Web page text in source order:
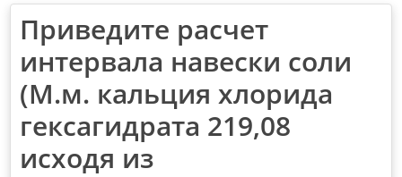
Приведите расчет
интервала навески соли
(М.м. кальция хлорида
гексагидрата 219,08
исходя из